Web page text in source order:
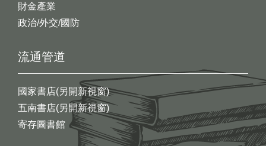
財金產業
政治/外交/國防
流通管道
國家書店(另開新視窗)
五南書店(另開新視窗)
寄存圖書館